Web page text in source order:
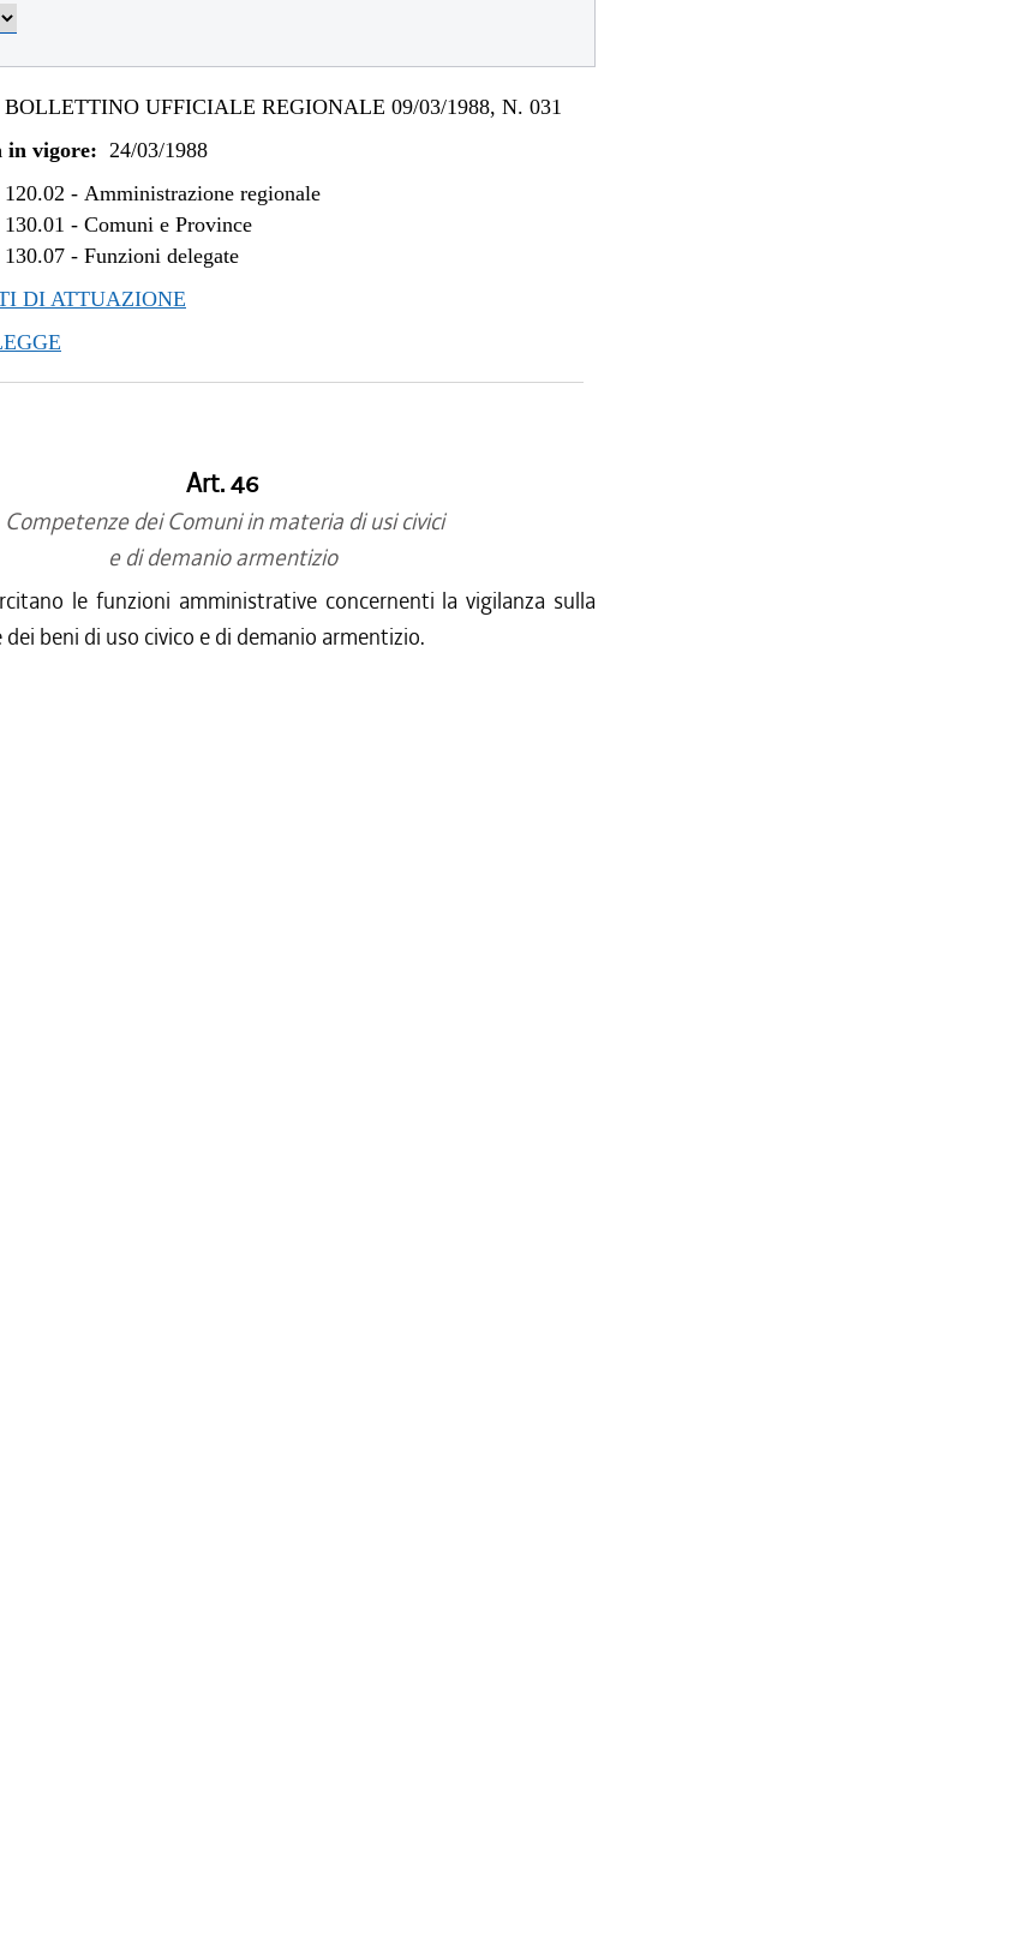
BOLLETTINO UFFICIALE REGIONALE 09/03/1988, N. 031
in vigore: 24/03/1988
120.02 -Amministrazione regionale
130.01 -Comuni e Province
130.07 -Funzioni delegate
DI ATTUAZIONE
Art. 46
Competenze dei Comuni in materia di usi civici
e di demanio armentizio
le funzioni amministrative concernenti la vigilanza sulla
beni di uso civico e di demanio armentizio.